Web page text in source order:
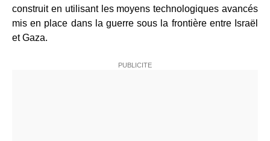
construit en utilisant les moyens technologiques avancés
mis en place dans la guerre sous la frontière entre Israël
et Gaza.